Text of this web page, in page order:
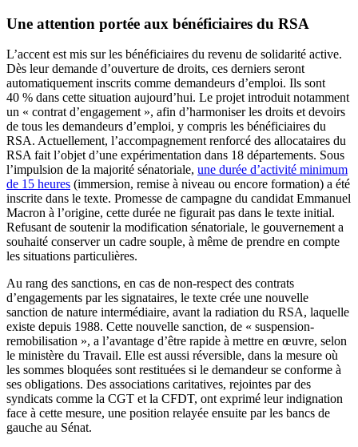
Une attention portée aux bénéficiaires du RSA
L’accent est mis sur les bénéficiaires du revenu de solidarité active.
Dès leur demande d’ouverture de droits, ces derniers seront
automatiquement inscrits comme demandeurs d’emploi. Ils sont
40 % dans cette situation aujourd’hui. Le projet introduit notamment
un « contrat d’engagement », afin d’harmoniser les droits et devoirs
de tous les demandeurs d’emploi, y compris les bénéficiaires du
RSA. Actuellement, l’accompagnement renforcé des allocataires du
RSA fait l’objet d’une expérimentation dans 18 départements. Sous
l’impulsion de la majorité sénatoriale, une durée d’activité minimum
de 15 heures (immersion, remise à niveau ou encore formation) a été
inscrite dans le texte. Promesse de campagne du candidat Emmanuel
Macron à l’origine, cette durée ne figurait pas dans le texte initial.
Refusant de soutenir la modification sénatoriale, le gouvernement a
souhaité conserver un cadre souple, à même de prendre en compte
les situations particulières.
Au rang des sanctions, en cas de non-respect des contrats
d’engagements par les signataires, le texte crée une nouvelle
sanction de nature intermédiaire, avant la radiation du RSA, laquelle
existe depuis 1988. Cette nouvelle sanction, de « suspension-
remobilisation », a l’avantage d’être rapide à mettre en œuvre, selon
le ministère du Travail. Elle est aussi réversible, dans la mesure où
les sommes bloquées sont restituées si le demandeur se conforme à
ses obligations. Des associations caritatives, rejointes par des
syndicats comme la CGT et la CFDT, ont exprimé leur indignation
face à cette mesure, une position relayée ensuite par les bancs de
gauche au Sénat.